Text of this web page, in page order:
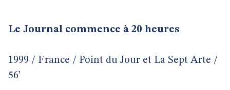
Le Journal commence à 20 heures
1999 / France / Point du Jour et La Sept Arte /
56’